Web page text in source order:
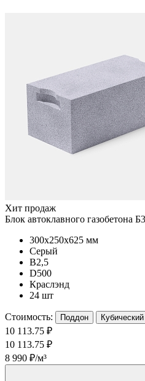
Хит продаж
Блок автоклавного газобетона
300x250x625 мм
Серый
B2,5
D500
Краслэнд
24 шт
Стоимость: Поддон
10 113.75 ₽
10 113.75 ₽
8 990 ₽/м³